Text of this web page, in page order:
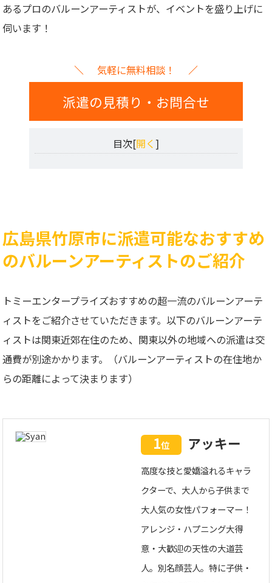
あるプロのバルーンアーティストが、イベントを盛り上げに
伺います！
気軽に無料相談！
派遣の見積り・お問合せ
目次[開く ]
広島県竹原市に派遣可能なおすすめ
のバルーンアーティストのご紹介
トミーエンタープライズおすすめの超一流のバルーンアーテ
ィストをご紹介させていただきます。以下のバルーンアーテ
ィストは関東近郊在住のため、関東以外の地域への派遣は交
通費が別途かかります。（バルーンアーティストの在住地か
らの距離によって決まります）
1位 アッキー
高度な技と愛嬌溢れるキャラ
クターで、大人から子供まで
大人気の女性パフォーマー！
アレンジ・ハプニング大得
意・大歓迎の天性の大道芸
人。別名顔芸人。特に子供・